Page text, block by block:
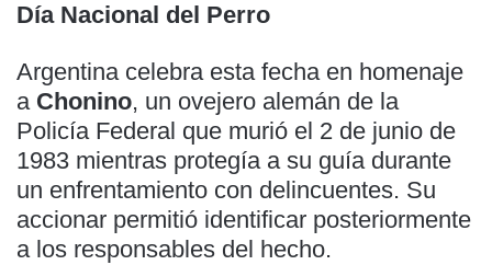
Día Nacional del Perro
Argentina celebra esta fecha en homenaje
a Chonino, un ovejero alemán de la
Policía Federal que murió el 2 de junio de
1983 mientras protegía a su guía durante
un enfrentamiento con delincuentes. Su
accionar permitió identificar posteriormente
a los responsables del hecho.